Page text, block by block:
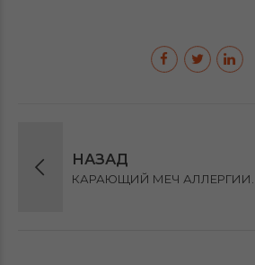
НАЗАД
КАРАЮЩИЙ МЕЧ АЛЛЕРГИИ.